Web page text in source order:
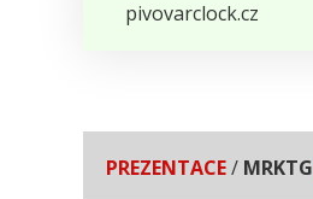
pivovarclock.cz
PREZENTACE/ MRKTG